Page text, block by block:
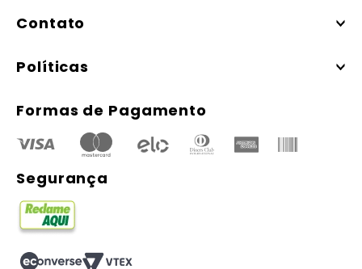
Contato
Políticas
Formas de Pagamento
Segurança